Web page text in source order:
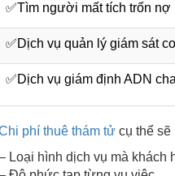
✅Tìm người mất tích trốn nợ
✅Dịch vụ quản lý giám sát
✅Dịch vụ giám định ADN
phí thuê thám tử cụ thể sẽ
Loại hình dịch vụ mà khách